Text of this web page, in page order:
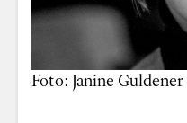
Foto: Janine Guldener